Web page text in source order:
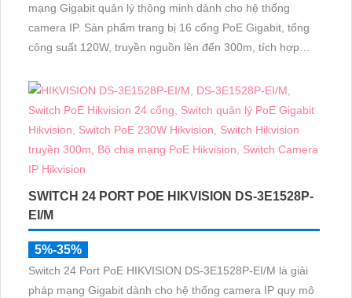
mạng Gigabit quản lý thông minh dành cho hệ thống
camera IP. Sản phẩm trang bị 16 cổng PoE Gigabit, tổng
công suất 120W, truyền nguồn lên đến 300m, tích hợp
SWITCH 24 PORT POE HIKVISION DS-3E1528P-
EI/M
5%-35%
Switch 24 Port PoE HIKVISION DS-3E1528P-EI/M là giải
pháp mạng Gigabit dành cho hệ thống camera IP quy mô